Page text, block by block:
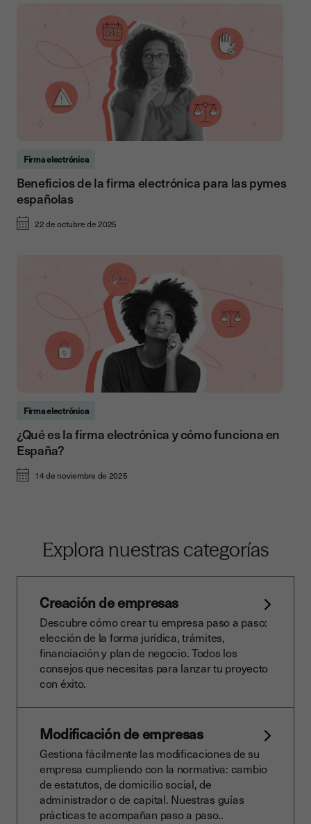
Firma electrónica
Beneficios de la firma electrónica para las pymes
españolas
22 de octubre de 2025
Firma electrónica
¿Qué es la firma electrónica y cómo funciona en
España?
14 de noviembre de 2025
Explora nuestras categorías
Creación de empresas
Descubre cómo crear tu empresa paso a paso:
elección de la forma jurídica, trámites,
financiación y plan de negocio. Todos los
consejos que necesitas para lanzar tu proyecto
con éxito.
Modificación de empresas
Gestiona fácilmente las modificaciones de su
empresa cumpliendo con la normativa: cambio
de estatutos, de domicilio social, de
administrador o de capital. Nuestras guías
prácticas te acompañan paso a paso..